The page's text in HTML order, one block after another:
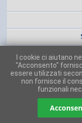
I cookie ci aiutano
"Acconsento"
essere utilizzati
non fornisce il
funzionali